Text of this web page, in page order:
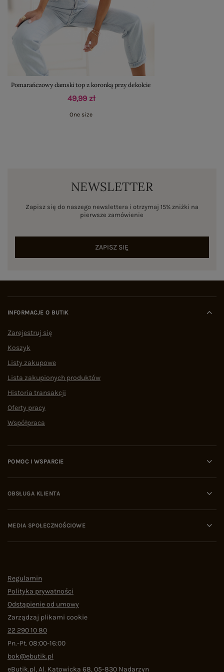
Pomarańczowy damski top z koronką przy dekolcie
49,99 zł
One size
NEWSLETTER
Zapisz się do naszego newslettera i otrzymaj 15% zniżki na
pierwsze zamówienie
ZAPISZ SIĘ
INFORMACJE O BUTIK
Zarejestruj się
Koszyk
Listy zakupowe
Lista zakupionych produktów
Historia transakcji
Oferty pracy
Współpraca
POMOC I WSPARCIE
OBSŁUGA KLIENTA
MEDIA SPOŁECZNOŚCIOWE
Regulamin
Polityka prywatności
Odstąpienie od umowy
Zarządzaj plikami cookie
22 290 10 80
Pn.-Pt. 08:00-16:00
bok@ebutik.pl
eButik.pl,Al. Katowicka 68,05-830 Nadarzyn